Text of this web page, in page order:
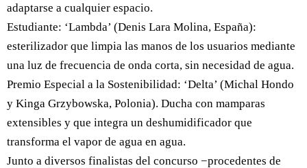
adaptarse a cualquier espacio.
Estudiante: ‘Lambda’ (Denis Lara Molina, España):
esterilizador que limpia las manos de los usuarios mediante
una luz de frecuencia de onda corta, sin necesidad de agua.
Premio Especial a la Sostenibilidad: ‘Delta’ (Michal Hondo
y Kinga Grzybowska, Polonia). Ducha con mamparas
extensibles y que integra un deshumidificador que
transforma el vapor de agua en agua.
Junto a diversos finalistas del concurso −procedentes de